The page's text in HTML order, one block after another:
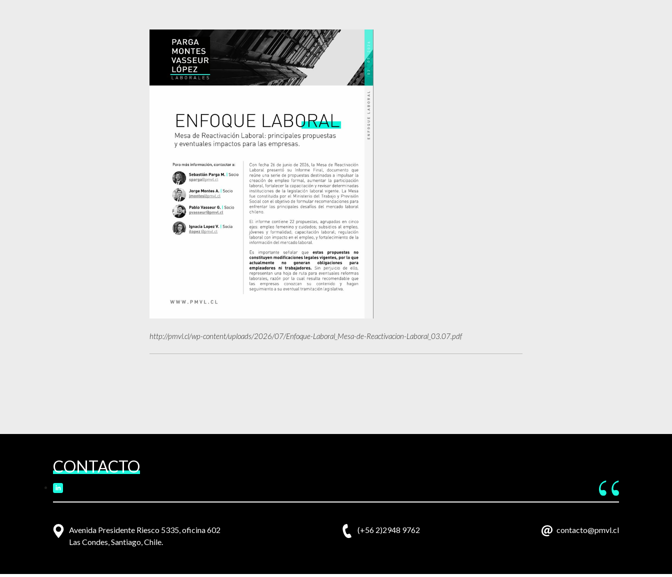
http://pmvl.cl/wp-content/uploads/2026/07/Enfoque-Laboral_Mesa-de-Reactivacion-Laboral_03.07.pdf
CONTACTO
Avenida Presidente Riesco 5335, oficina 602
Las Condes, Santiago, Chile.
(+56 2)2948 9762 contacto@pmvl.cl